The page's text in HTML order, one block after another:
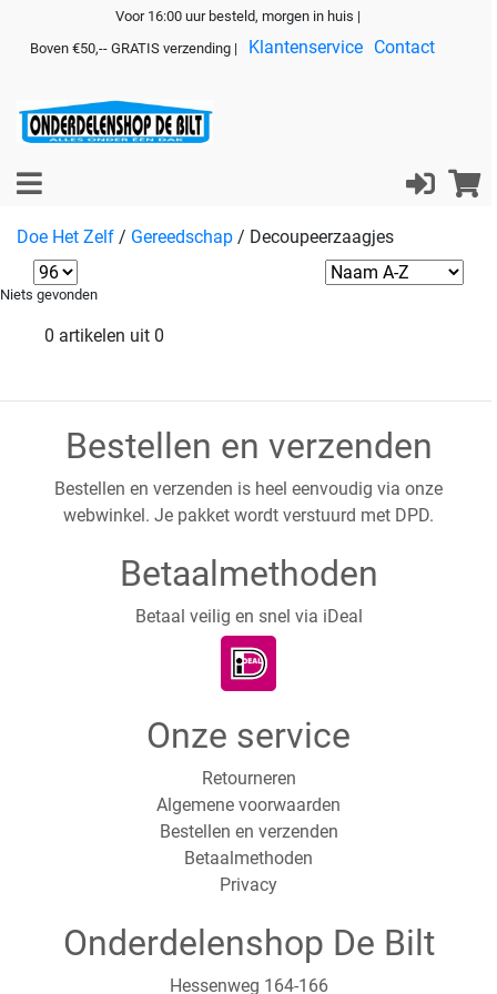
Voor 16:00 uur besteld, morgen in huis |
Boven €50,-- GRATIS verzending |
Klantenservice Contact
Doe Het Zelf / Gereedschap / Decoupeerzaagjes
Niets gevonden
0 artikelen uit 0
Bestellen en verzenden
Bestellen en verzenden is heel eenvoudig via onze
webwinkel. Je pakket wordt verstuurd met DPD.
Betaalmethoden
Betaal veilig en snel via iDeal
Onze service
Retourneren
Algemene voorwaarden
Bestellen en verzenden
Betaalmethoden
Privacy
Onderdelenshop De Bilt
Hessenweg 164-166